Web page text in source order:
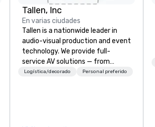
Collection byTallen, Inc
En varias ciudades
Tallen is a nationwide leader in
audio-visual production and event
technology. We provide full-
service AV solutions — from
creative design and state-of-
Logística/decorado Personal preferido